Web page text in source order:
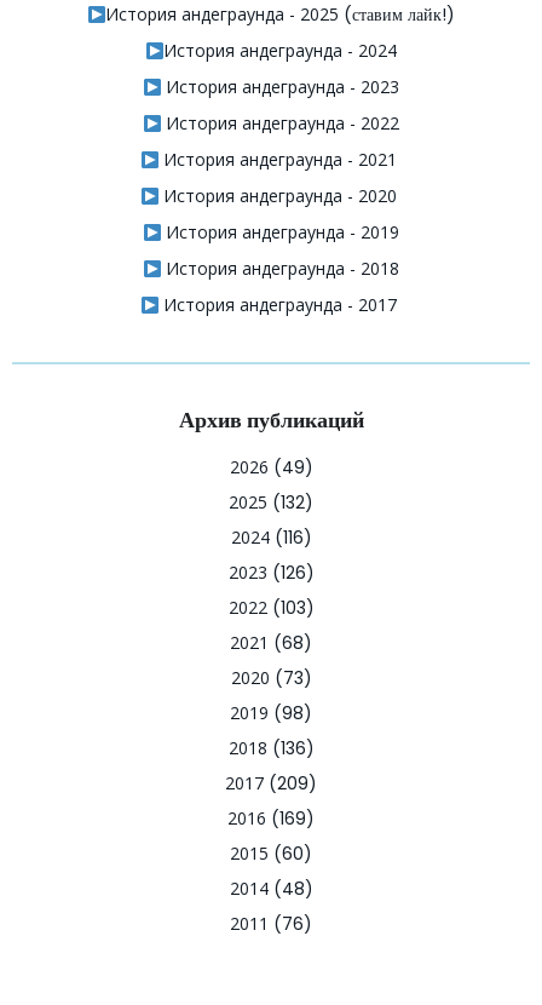
История андеграунда - 2025 (ставим лайк!)
История андеграунда - 2024
История андеграунда - 2023
История андеграунда - 2022
История андеграунда - 2021
История андеграунда - 2020
История андеграунда - 2019
История андеграунда - 2018
История андеграунда - 2017
Архив публикаций
2026 (49)
2025 (132)
2024(116)
2023 (126)
2022(103)
2021 (68)
2020 (73)
2019 (98)
2018 (136)
2017 (209)
2016 (169)
2015 (60)
2014(48)
2011 (76)